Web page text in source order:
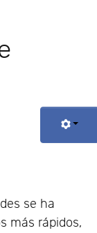
se ha
más rápidos,